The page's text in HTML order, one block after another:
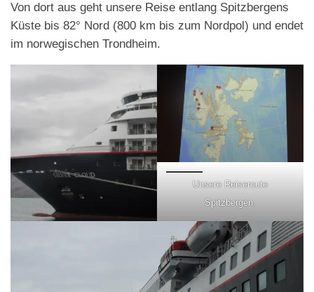
Von dort aus geht unsere Reise entlang Spitzbergens
Küste bis 82° Nord (800 km bis zum Nordpol) und endet
im norwegischen Trondheim.
Unsere Reiseroute
Spitzbergen.